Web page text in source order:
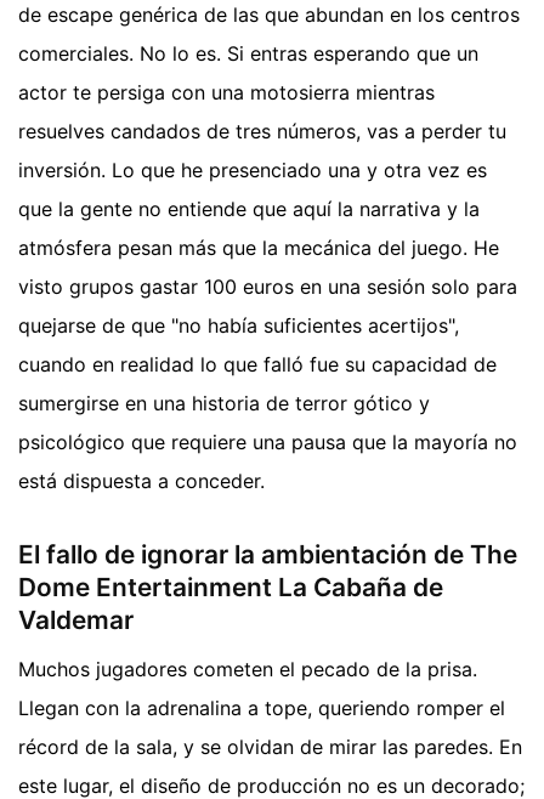
de escape genérica de las que abundan en los centros
comerciales. No lo es. Si entras esperando que un
actor te persiga con una motosierra mientras
resuelves candados de tres números, vas a perder tu
inversión. Lo que he presenciado una y otra vez es
que la gente no entiende que aquí la narrativa y la
atmósfera pesan más que la mecánica del juego. He
visto grupos gastar 100 euros en una sesión solo para
quejarse de que "no había suficientes acertijos",
cuando en realidad lo que falló fue su capacidad de
sumergirse en una historia de terror gótico y
psicológico que requiere una pausa que la mayoría no
está dispuesta a conceder.
El fallo de ignorar la ambientación de The
Dome Entertainment La Cabaña de
Valdemar
Muchos jugadores cometen el pecado de la prisa.
Llegan con la adrenalina a tope, queriendo romper el
récord de la sala, y se olvidan de mirar las paredes. En
este lugar, el diseño de producción no es un decorado;